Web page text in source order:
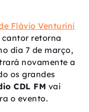
Flávio Venturini
cantor retorna
dia 7 de março,
novamente a
os grandes
CDL FM vai
o evento.